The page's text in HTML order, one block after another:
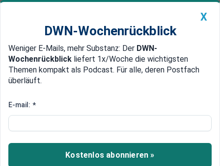
Newsticker MEIN DWN: Geldanlage Premium
Edelmetalle DWN-Magazin China
Wachsender Unmut
Scharfe Kritik an EZB-Geldpolitik
aus Deutschland
Die expansive Geldpolitik der EZB provoziert
X
DWN-Wochenrückblick
Weniger E-Mails, mehr Substanz: Der DWN-
Wochenrückblick liefert 1x/Woche die wichtigsten
Themen kompakt als Podcast. Für alle, deren Postfach
überläuft.
E-mail: *
Kostenlos abonnieren »